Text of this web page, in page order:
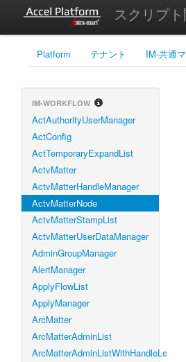
スクリプ
Platform テナント IM-共通
IM-WORKFLOW
ActAuthorityUserManager
ActConfig
ActTemporaryExpandList
ActvMatter
ActvMatterHandleManager
ActvMatterNode
ActvMatterStampList
ActvMatterUserDataManager
AdminGroupManager
AlertManager
ApplyFlowList
ApplyManager
ArcMatter
ArcMatterAdminList
ArcMatterAdminListWithHandleLevel